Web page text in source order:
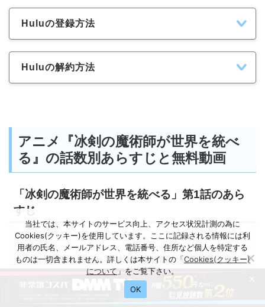
Huluの登録方法
Huluの解約方法
アニメ『冰剣の魔術師が世界を統べ
る』の話数別あらすじと無料動画
「冰剣の魔術師が世界を統べる」第1話のあら
すじ
世界最強と謳われる“冰剣の魔術師”の称号を受け継
いだレイ＝ホワイト。3年前、心に深い傷を負い、
戦場を去った彼は正体を隠してアーノルド魔術学
院に入学する。だが、学院唯一の一般家庭出身
当社では、本サイトのサービス向上、アクセス状況計測の為に
Cookies(クッキー)を使用しています。ここに記録される情報には利
用者の氏名、メールアドレス、電話番号、住所など個人を特定する
ものは一切含まれません。詳しくは本サイトの「Cookies(クッキー)
について 」をご覧下さい。
OK